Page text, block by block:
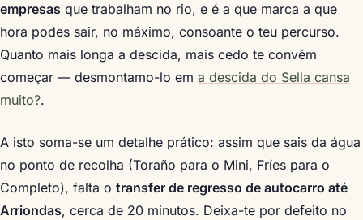
empresas que trabalham no rio, e é a que marca a que
hora podes sair, no máximo, consoante o teu percurso.
Quanto mais longa a descida, mais cedo te convém
começar — desmontamo-lo em a descida do Sella cansa
muito?.
A isto soma-se um detalhe prático: assim que sais da água
no ponto de recolha (Toraño para o Mini, Fríes para o
Completo), falta o transfer de regresso de autocarro até
Arriondas, cerca de 20 minutos. Deixa-te por defeito no